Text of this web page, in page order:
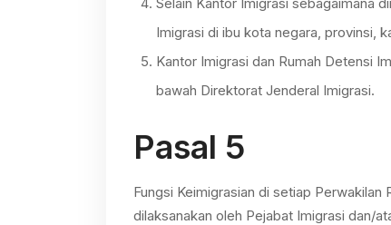
Imigrasi di ibu kota negara, provinsi,
Kantor Imigrasi dan Rumah Detensi
bawah Direktorat Jenderal Imigrasi.
Pasal 5
Fungsi Keimigrasian di setiap
dilaksanakan oleh Pejabat Imigrasi dan/